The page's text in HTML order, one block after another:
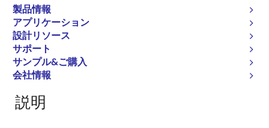
製品情報
アプリケーション
設計リソース
サポート
サンプル&ご購入
会社情報
ず
Fast Recovery Diodes
概要
説明